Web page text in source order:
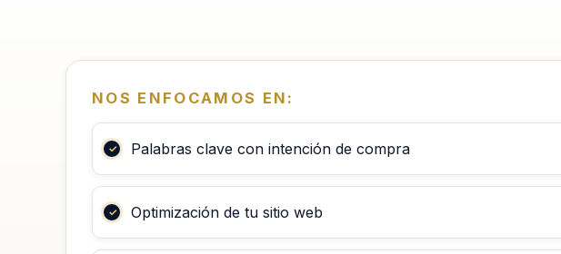
NOS ENFOCAMOS EN:
Palabras clave con intención de compra
Optimización de tu sitio web